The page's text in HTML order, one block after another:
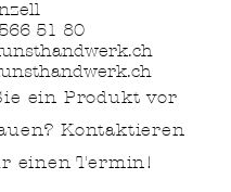
51 80
ein Produkt vor
Kontaktieren
einen Termin!